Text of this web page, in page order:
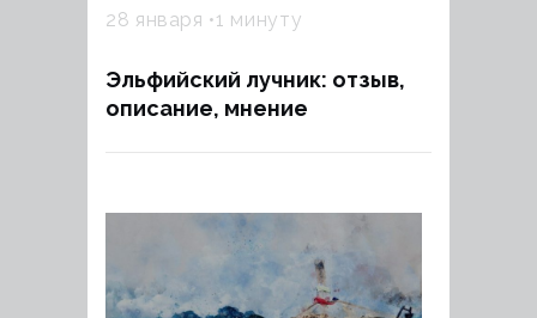
28 января 1 минуту
Эльфийский лучник: отзыв,
описание, мнение